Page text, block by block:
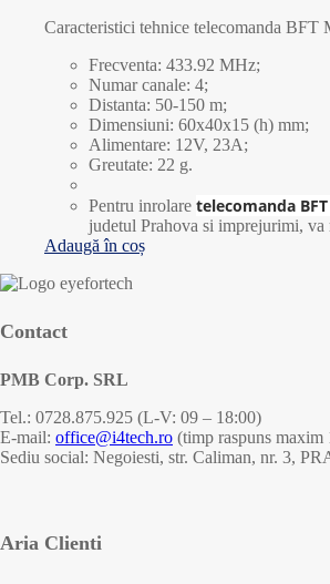
Caracteristici tehnice telecomanda BFT
Frecventa: 433.92 MHz;
Numar canale: 4;
Distanta: 50-150 m;
Dimensiuni: 60x40x15 (h) mm;
Alimentare: 12V, 23A;
Greutate: 22 g.
Pentru inrolare telecomanda
judetul Prahova si imprejurimi, va
Adaugă în coș
Contact
PMB Corp. SRL
Tel.: 0728.875.925 (L-V: 09 – 18:00)
E-mail: office@i4tech.ro (timp raspuns maxim
Sediu social: Negoiesti, str. Caliman, nr. 3,
Aria Clienti